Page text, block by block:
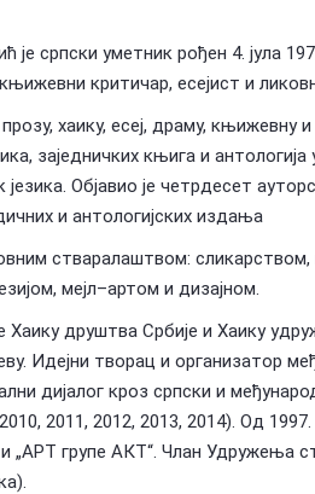
је српски уметник рођен 4. јула
критичар, есејист и
хаику, есеј, драму, књижевну
заједничких књига и
језика. Објавио је четрдесет
и антологијских издања
стваралаштвом:
мејл–артом и дизајном.
Хаику друштва Србије и Хаику
Идејни творац и организатор
дијалог кроз српски и
2011, 2012, 2013, 2014). Од
„АРТ групе АКТ“. Члан Удружења